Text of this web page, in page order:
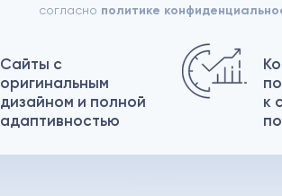
согласно политике
Сайты с
оригинальным
дизайном и полной
адаптивностью
к